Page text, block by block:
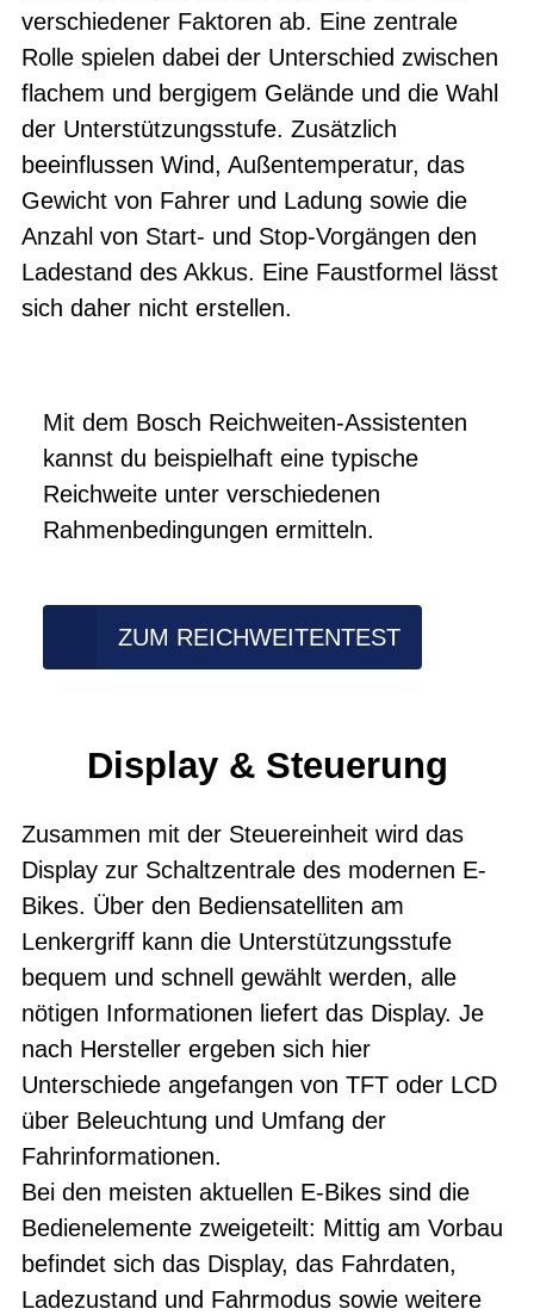
verschiedener Faktoren ab. Eine zentrale
Rolle spielen dabei der Unterschied zwischen
flachem und bergigem Gelände und die Wahl
der Unterstützungsstufe. Zusätzlich
beeinflussen Wind, Außentemperatur, das
Gewicht von Fahrer und Ladung sowie die
Anzahl von Start- und Stop-Vorgängen den
Ladestand des Akkus. Eine Faustformel lässt
sich daher nicht erstellen.
Mit dem Bosch Reichweiten-Assistenten
kannst du beispielhaft eine typische
Reichweite unter verschiedenen
Rahmenbedingungen ermitteln.
ZUM REICHWEITENTEST
Display & Steuerung
Zusammen mit der Steuereinheit wird das
Display zur Schaltzentrale des modernen E-
Bikes. Über den Bediensatelliten am
Lenkergriff kann die Unterstützungsstufe
bequem und schnell gewählt werden, alle
nötigen Informationen liefert das Display. Je
nach Hersteller ergeben sich hier
Unterschiede angefangen von TFT oder LCD
über Beleuchtung und Umfang der
Fahrinformationen.
Bei den meisten aktuellen E-Bikes sind die
Bedienelemente zweigeteilt: Mittig am Vorbau
befindet sich das Display, das Fahrdaten,
Ladezustand und Fahrmodus sowie weitere